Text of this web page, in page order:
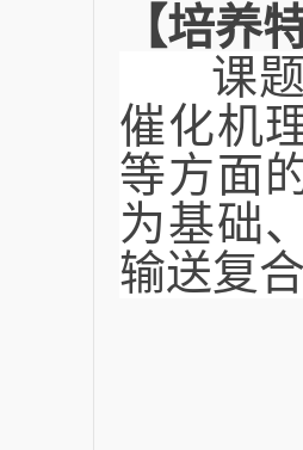
【培养
课题
催化机
等方面
为基础
输送复